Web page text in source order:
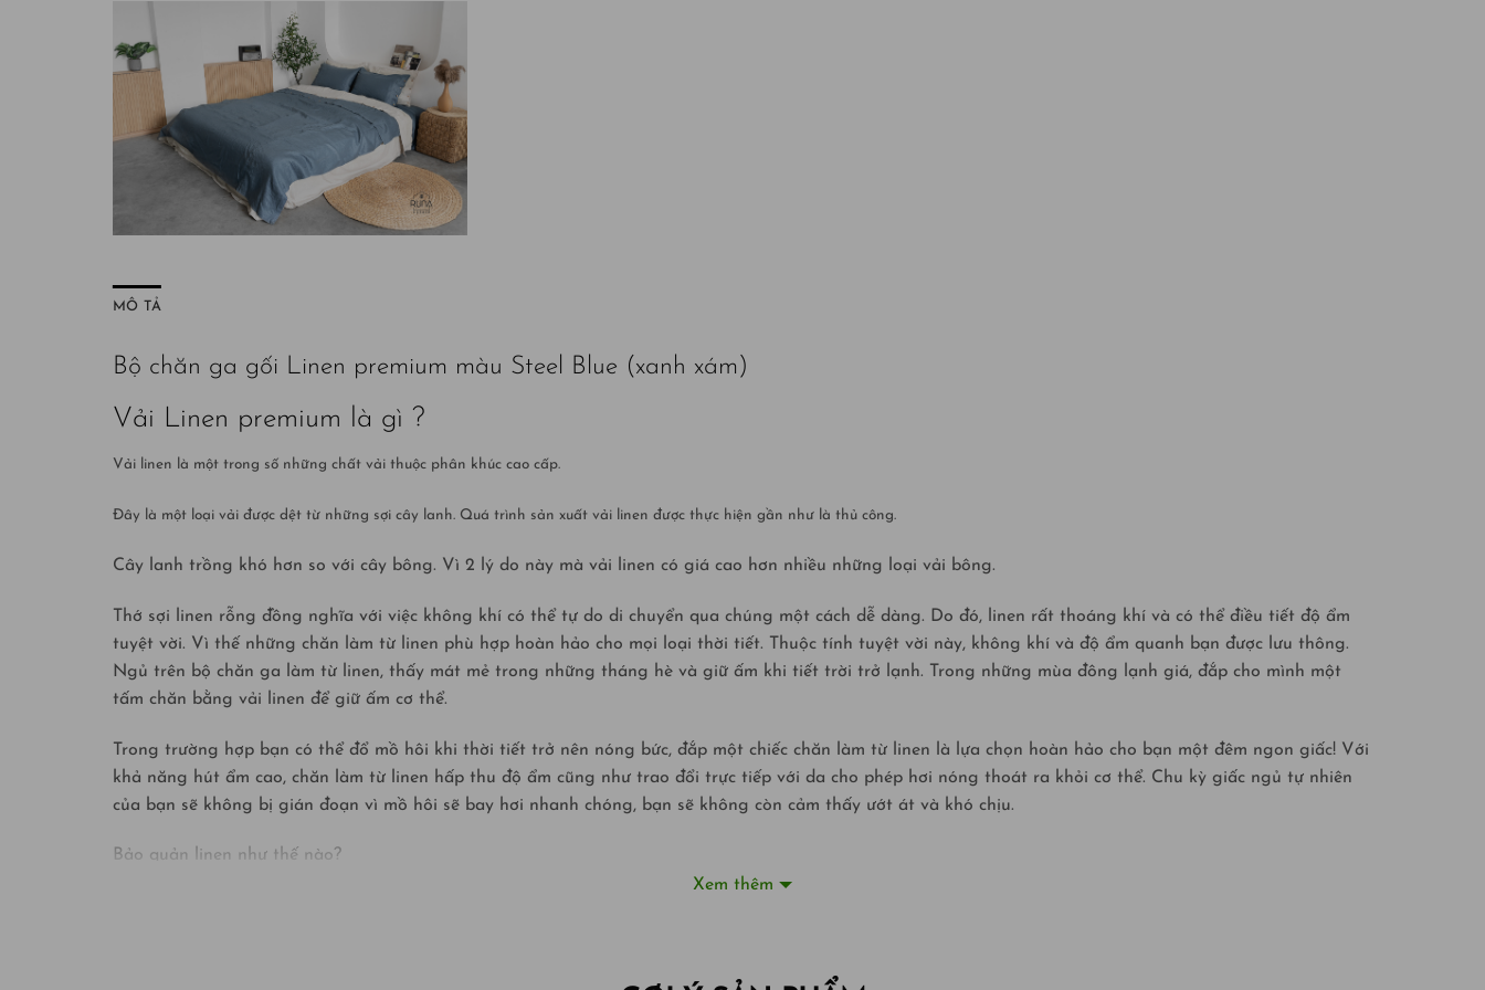
MÔ TẢ
Bộ chăn ga gối Linen premium màu Steel Blue (xanh xám)
Vải Linen premium là gì ?
Vải linen là một trong số những chất vải thuộc phân khúc cao cấp.
Đây là một loại vải được dệt từ những sợi cây lanh. Quá trình sản xuất vải linen được thực hiện gần như là thủ công.
Cây lanh trồng khó hơn so với cây bông. Vì 2 lý do này mà vải linen có giá cao hơn nhiều những loại vải bông.
Thớ sợi linen rỗng đồng nghĩa với việc không khí có thể tự do di chuyển qua chúng một cách dễ dàng. Do đó, linen rất thoáng khí và có thể điều tiết độ ẩm
tuyệt vời. Vì thế những chăn làm từ linen phù hợp hoàn hảo cho mọi loại thời tiết. Thuộc tính tuyệt vời này, không khí và độ ẩm quanh bạn được lưu thông.
Ngủ trên bộ chăn ga làm từ linen, thấy mát mẻ trong những tháng hè và giữ ấm khi tiết trời trở lạnh. Trong những mùa đông lạnh giá, đắp cho mình một
tấm chăn bằng vải linen để giữ ấm cơ thể.
Trong trường hợp bạn có thể đổ mồ hôi khi thời tiết trở nên nóng bức, đắp một chiếc chăn làm từ linen là lựa chọn hoàn hảo cho bạn một đêm ngon giấc! Với
khả năng hút ẩm cao, chăn làm từ linen hấp thu độ ẩm cũng như trao đổi trực tiếp với da cho phép hơi nóng thoát ra khỏi cơ thể. Chu kỳ giấc ngủ tự nhiên
của bạn sẽ không bị gián đoạn vì mồ hôi sẽ bay hơi nhanh chóng, bạn sẽ không còn cảm thấy ướt át và khó chịu.
Bảo quản linen như thế nào?
Xem thêm